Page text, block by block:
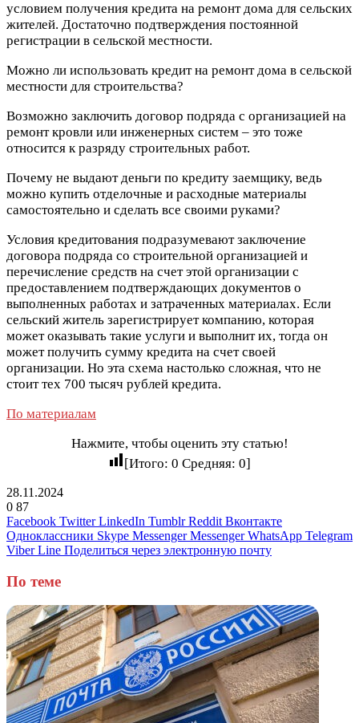
условием получения кредита на ремонт дома для сельских
жителей. Достаточно подтверждения постоянной
регистрации в сельской местности.
Можно ли использовать кредит на ремонт дома в сельской
местности для строительства?
Возможно заключить договор подряда с организацией на
ремонт кровли или инженерных систем – это тоже
относится к разряду строительных работ.
Почему не выдают деньги по кредиту заемщику, ведь
можно купить отделочные и расходные материалы
самостоятельно и сделать все своими руками?
Условия кредитования подразумевают заключение
договора подряда со строительной организацией и
перечисление средств на счет этой организации с
предоставлением подтверждающих документов о
выполненных работах и затраченных материалах. Если
сельский житель зарегистрирует компанию, которая
может оказывать такие услуги и выполнит их, тогда он
может получить сумму кредита на счет своей
организации. Но эта схема настолько сложная, что не
стоит тех 700 тысяч рублей кредита.
По материалам
Нажмите, чтобы оценить эту статью!
[Итого: 0 Средняя: 0]
28.11.2024
0 87
Facebook Twitter LinkedIn Tumblr Reddit Вконтакте
Одноклассники Skype Messenger Messenger WhatsApp Telegram
Viber Line Поделиться через электронную почту
По теме